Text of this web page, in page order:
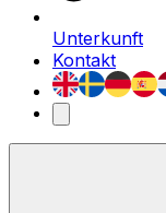
Unterkunft
Kontakt